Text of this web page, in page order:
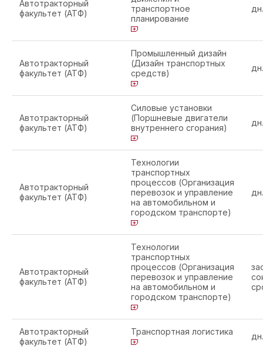
Автотракторный
факультет (АТФ)
транспортное
планирование
дн.
Автотракторный
факультет (АТФ)
Промышленный дизайн
(Дизайн транспортных
средств)
дн.
Автотракторный
факультет (АТФ)
Силовые установки
(Поршневые двигатели
внутреннего сгорания)
дн.
Автотракторный
факультет (АТФ)
Технологии
транспортных
процессов (Организация
перевозок и управление
на автомобильном и
городском транспорте)
дн.
Автотракторный
факультет (АТФ)
Технологии
транспортных
процессов (Организация
перевозок и управление
на автомобильном и
городском транспорте)
Автотракторный
факультет (АТФ)
Транспортная логистика дн.